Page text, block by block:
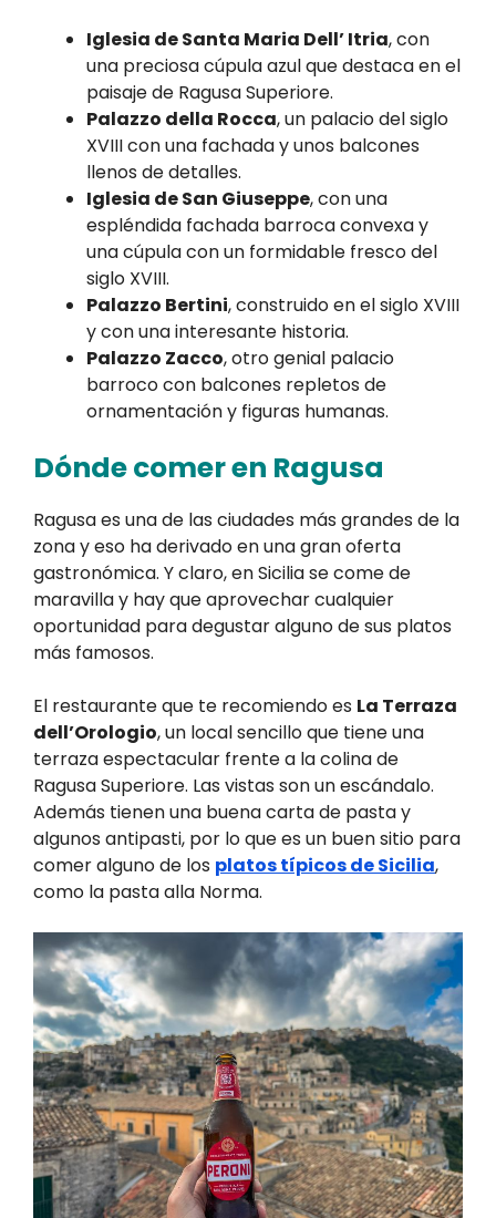
Iglesia de Santa Maria Dell’ Itria, con
una preciosa cúpula azul que destaca en el
paisaje de Ragusa Superiore.
Palazzo della Rocca, un palacio del siglo
XVIII con una fachada y unos balcones
llenos de detalles.
Iglesia de San Giuseppe, con una
espléndida fachada barroca convexa y
una cúpula con un formidable fresco del
siglo XVIII.
Palazzo Bertini, construido en el siglo XVIII
y con una interesante historia.
Palazzo Zacco, otro genial palacio
barroco con balcones repletos de
ornamentación y figuras humanas.
Dónde comer en Ragusa
Ragusa es una de las ciudades más grandes de la
zona y eso ha derivado en una gran oferta
gastronómica. Y claro, en Sicilia se come de
maravilla y hay que aprovechar cualquier
oportunidad para degustar alguno de sus platos
más famosos.
El restaurante que te recomiendo es La Terraza
dell’Orologio, un local sencillo que tiene una
terraza espectacular frente a la colina de
Ragusa Superiore. Las vistas son un escándalo.
Además tienen una buena carta de pasta y
algunos antipasti, por lo que es un buen sitio para
comer alguno de los platos típicos de Sicilia,
como la pasta alla Norma.